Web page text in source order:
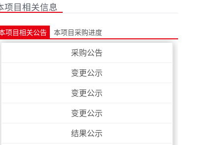
项目相关信息
项目相关公告 本项目采购进度
采购公告
变更公示
变更公示
变更公示
结果公示